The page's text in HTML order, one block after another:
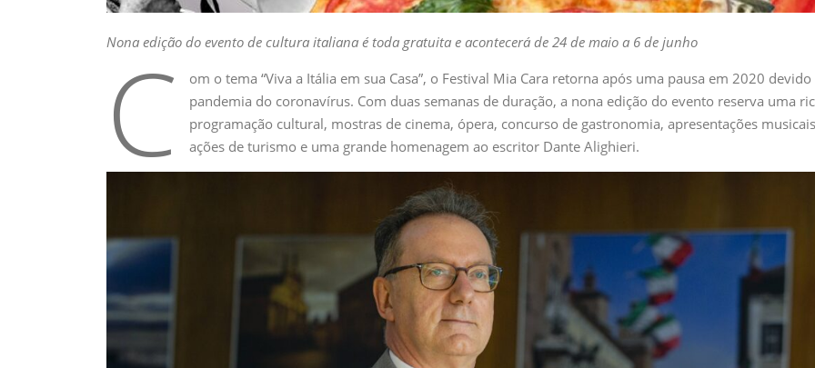
Nona edição do evento de cultura italiana é toda gratuita e acontecerá de 24 de maio a 6 de junho
C
om o tema “Viva a Itália em sua Casa”, o Festival Mia Cara retorna após uma pausa em 2020 devido
pandemia do coronavírus. Com duas semanas de duração, a nona edição do evento reserva uma
programação cultural, mostras de cinema, ópera, concurso de gastronomia, apresentações
ações de turismo e uma grande homenagem ao escritor Dante Alighieri.